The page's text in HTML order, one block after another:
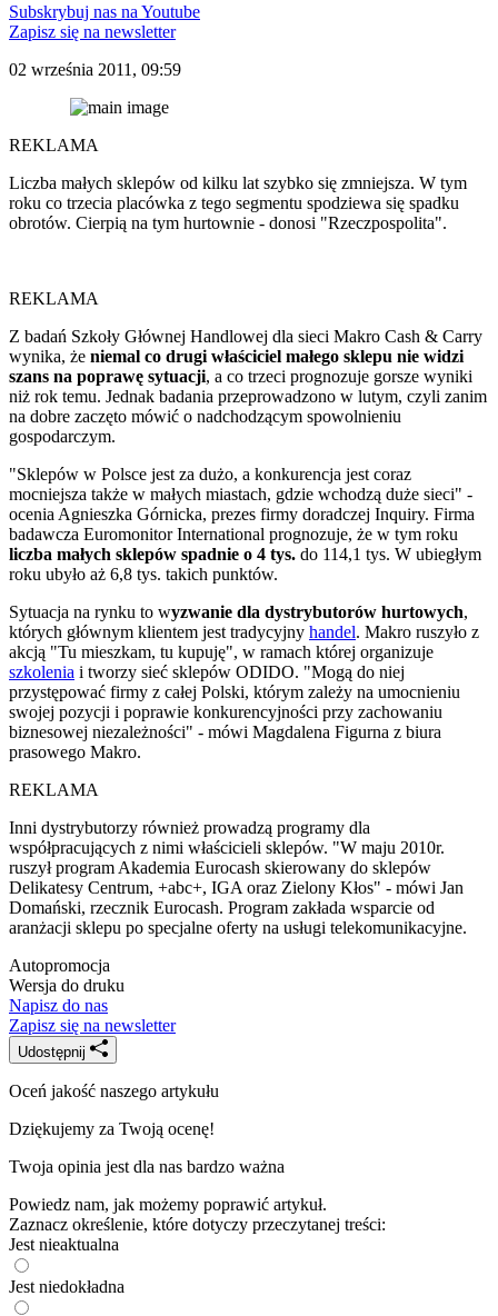
Subskrybuj nas na Youtube
Zapisz się na newsletter
02 września 2011, 09:59
REKLAMA
Liczba małych sklepów od kilku lat szybko się zmniejsza. W tym
roku co trzecia placówka z tego segmentu spodziewa się spadku
obrotów. Cierpią na tym hurtownie - donosi "Rzeczpospolita".
REKLAMA
Z badań Szkoły Głównej Handlowej dla sieci Makro Cash & Carry
wynika, że niemal co drugi właściciel małego sklepu nie widzi
szans na poprawę sytuacji, a co trzeci prognozuje gorsze wyniki
niż rok temu. Jednak badania przeprowadzono w lutym, czyli zanim
na dobre zaczęto mówić o nadchodzącym spowolnieniu
gospodarczym.
"Sklepów w Polsce jest za dużo, a konkurencja jest coraz
mocniejsza także w małych miastach, gdzie wchodzą duże sieci" -
ocenia Agnieszka Górnicka, prezes firmy doradczej Inquiry. Firma
badawcza Euromonitor International prognozuje, że w tym roku
liczba małych sklepów spadnie o 4 tys. do 114,1 tys. W ubiegłym
roku ubyło aż 6,8 tys. takich punktów.
Sytuacja na rynku to wyzwanie dla dystrybutorów hurtowych,
których głównym klientem jest tradycyjny handel. Makro ruszyło z
akcją "Tu mieszkam, tu kupuję", w ramach której organizuje
szkolenia i tworzy sieć sklepów ODIDO. "Mogą do niej
przystępować firmy z całej Polski, którym zależy na umocnieniu
swojej pozycji i poprawie konkurencyjności przy zachowaniu
biznesowej niezależności" - mówi Magdalena Figurna z biura
prasowego Makro.
REKLAMA
Inni dystrybutorzy również prowadzą programy dla
współpracujących z nimi właścicieli sklepów. "W maju 2010r.
ruszył program Akademia Eurocash skierowany do sklepów
Delikatesy Centrum, +abc+, IGA oraz Zielony Kłos" - mówi Jan
Domański, rzecznik Eurocash. Program zakłada wsparcie od
aranżacji sklepu po specjalne oferty na usługi telekomunikacyjne.
Autopromocja
Wersja do druku
Napisz do nas
Zapisz się na newsletter
Udostępnij
Oceń jakość naszego artykułu
Dziękujemy za Twoją ocenę!
Twoja opinia jest dla nas bardzo ważna
Powiedz nam, jak możemy poprawić artykuł.
Zaznacz określenie, które dotyczy przeczytanej treści:
Jest nieaktualna
Jest niedokładna